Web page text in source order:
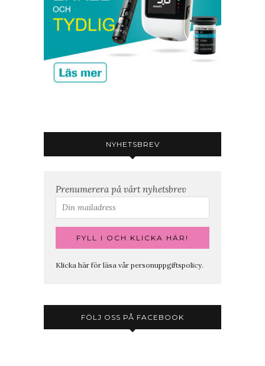
NYHETSBREV
Prenumerera på vårt nyhetsbrev
Klicka här för läsa vår personuppgiftspolicy.
FÖLJ OSS PÅ FACEBOOK